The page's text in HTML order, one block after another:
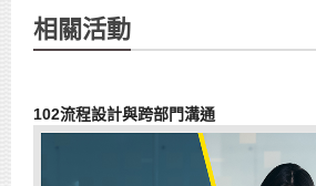
相關活動
102流程設計與跨部門溝通